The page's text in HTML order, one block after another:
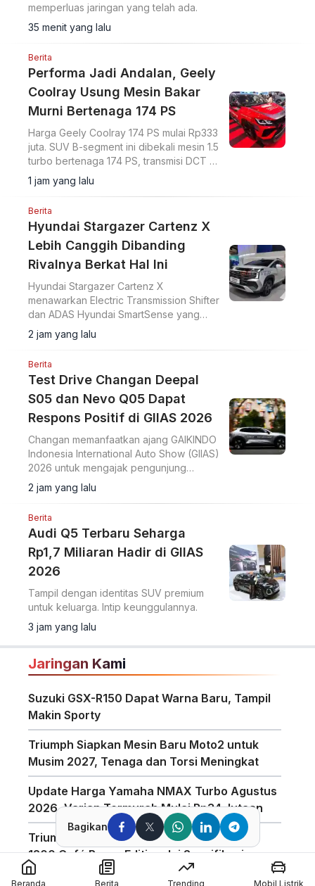
memperluas jaringan yang telah ada.
35 menit yang lalu
Berita
Performa Jadi Andalan, Geely
Coolray Usung Mesin Bakar
Murni Bertenaga 174 PS
Harga Geely Coolray 174 PS mulai Rp333
juta. SUV B-segment ini dibekali mesin 1.5
turbo bertenaga 174 PS, transmisi DCT 7
percepatan, akselerasi 0-100 km/jam
dalam 7,6 detik, serta ADAS Level 2.
1 jam yang lalu
Berita
Hyundai Stargazer Cartenz X
Lebih Canggih Dibanding
Rivalnya Berkat Hal Ini
Hyundai Stargazer Cartenz X
menawarkan Electric Transmission Shifter
dan ADAS Hyundai SmartSense yang
lebih lengkap. Simak harga Hyundai
Stargazer Cartenz X terbaru mulai Rp350
2 jam yang lalu
Berita
Test Drive Changan Deepal
S05 dan Nevo Q05 Dapat
Respons Positif di GIIAS 2026
Changan memanfaatkan ajang GAIKINDO
Indonesia International Auto Show (GIIAS)
2026 untuk mengajak pengunjung
merasakan langsung performa dua
model terbarunya, Changan Deepal S05
2 jam yang lalu
Berita
Audi Q5 Terbaru Seharga
Rp1,7 Miliaran Hadir di GIIAS
2026
Tampil dengan identitas SUV premium
untuk keluarga. Intip keunggulannya.
3 jam yang lalu
Jaringan Kami
Suzuki GSX-R150 Dapat Warna Baru, Tampil
Makin Sporty
Triumph Siapkan Mesin Baru Moto2 untuk
Musim 2027, Tenaga dan Torsi Meningkat
Update Harga Yamaha NMAX Turbo Agustus
2026, Varian Termurah Mulai Rp34 Jutaan
Triumph Indonesia Luncurkan Speed Twin
1200 Café Racer Edition, Ini Spesifikasinya
Bagikan
Beranda Berita Trending Mobil Listrik